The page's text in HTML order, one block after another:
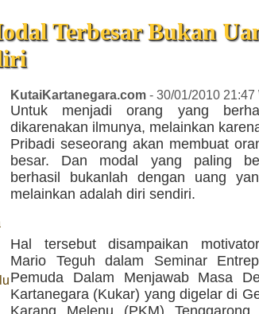
Terbesar Bukan
KutaiKartanegara.com - 30/01/2010 21:47
Untuk menjadi orang yang
dikarenakan ilmunya, melainkan
Pribadi seseorang akan membuat
besar. Dan modal yang paling
berhasil bukanlah dengan uang
melainkan adalah diri sendiri.
Hal tersebut disampaikan
Mario Teguh dalam Seminar
Pemuda Dalam Menjawab Masa
Kartanegara (Kukar) yang digelar di